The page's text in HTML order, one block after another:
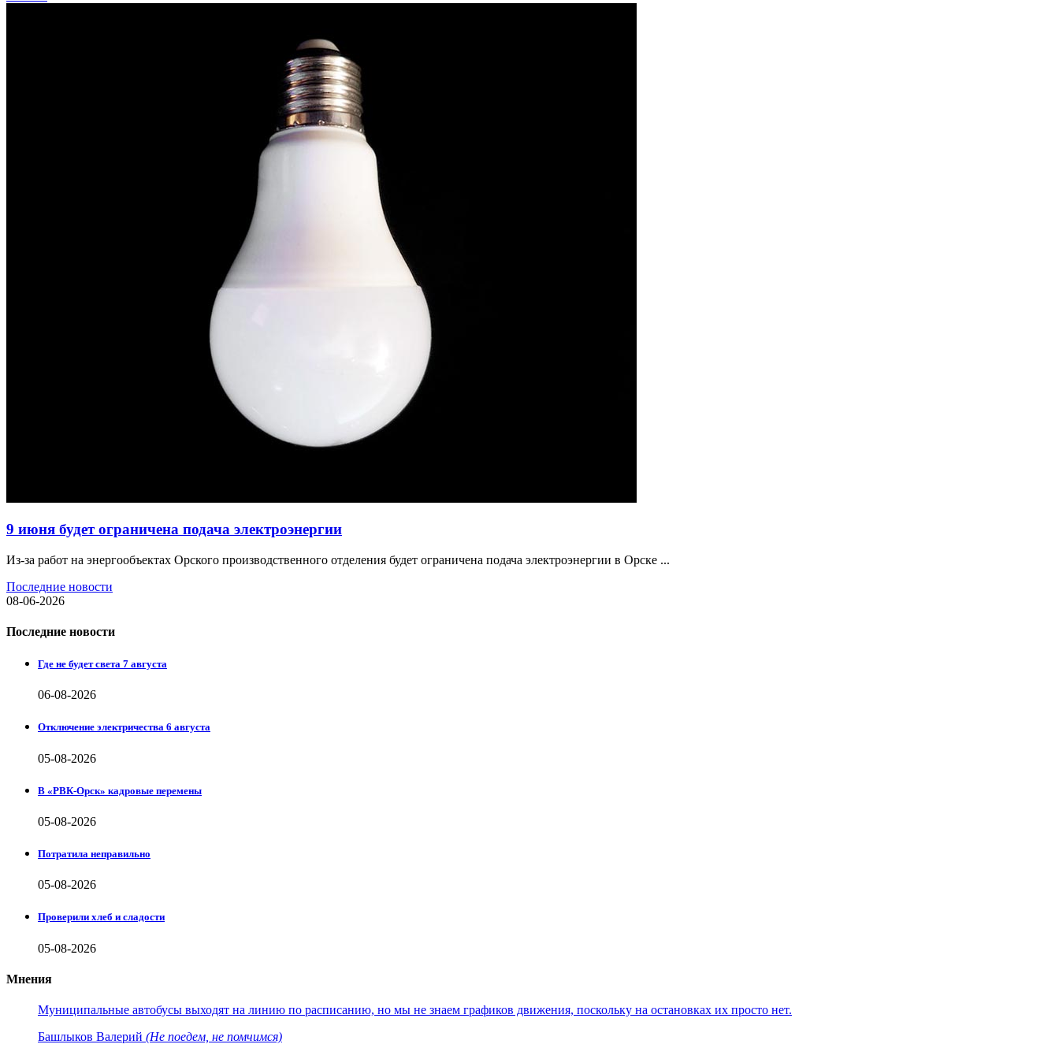
9 июня будет ограничена подача электроэнергии
Из-за работ на энергообъектах Орского производственного отделения будет ограничена подача электроэнергии в Орске ...
Последние новости
08-06-2026
Последние новости
Где не будет света 7 августа
06-08-2026
Отключение электричества 6 августа
05-08-2026
В «РВК-Орск» кадровые перемены
05-08-2026
Потратила неправильно
05-08-2026
Проверили хлеб и сладости
05-08-2026
Мнения
Муниципальные автобусы выходят на линию по расписанию, но мы не знаем графиков движения, поскольку на остановках их просто нет.
Башлыков Валерий (Не поедем, не помчимся)